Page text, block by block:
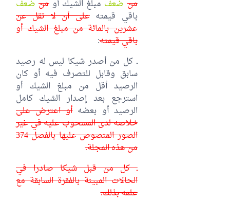
من ضعف مبلغ الشيك أومن ضعف
باقي قيمتهعلى أن لا تقل عن
عشرين بالمائة من مبلغ الشيك أو
باقي قيمته:
ـ كل من أصدر شيكا ليس له رصيد
سابق وقابل للتصرف فيه أو كان
الرصيد أقل من مبلغ الشيك أو
استرجع بعد إصدار الشيك كامل
الرصيد أو بعضهأو اعترض على
خلاصه لدى المسحوب عليه في غير
الصور المنصوص عليها بالفصل 374
من هذه المجلة.
ـ كل من قبل شيكا صادرا في
الحالات المبينة بالفقرة السابقة مع
علمه بذلك.